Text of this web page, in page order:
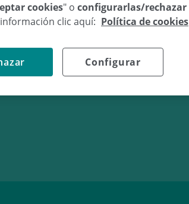
cookies" o configurarlas/rechazar
clic aquí: Política de cookies
Configurar